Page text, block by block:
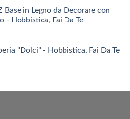
Base in Legno da Decorare con
- Hobbistica, Fai Da Te
"Dolci" - Hobbistica, Fai Da Te